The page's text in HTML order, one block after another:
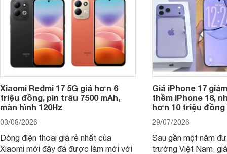
Xiaomi Redmi 17 5G giá hơn 6
triệu đồng, pin trâu 7500 mAh,
màn hình 120Hz
03/08/2026
Dòng điện thoại giá rẻ nhất của
Xiaomi mới đây đã được làm mới với
Giá iPhone 17
thềm iPhone 18,
hơn 10 triệu đồng
29/07/2026
Sau gần một năm
trường Việt Nam,